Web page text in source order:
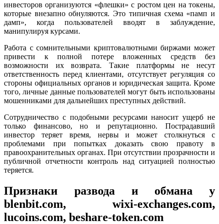
инвесторов организуются «флешки» с ростом цен на токены,
которые внезапно обнуляются. Это типичная схема «памп и
дамп», когда пользователей вводят в заблуждение,
манипулируя курсами.
Работа с сомнительными криптовалютными биржами может
привести к полной потере вложенных средств без
возможности их возврата. Такие платформы не несут
ответственность перед клиентами, отсутствует регуляция со
стороны официальных органов и юридическая защита. Кроме
того, личные данные пользователей могут быть использованы
мошенниками для дальнейших преступных действий.
Сотрудничество с подобными ресурсами наносит ущерб не
только финансово, но и репутационно. Пострадавший
инвестор теряет время, нервы и может столкнуться с
проблемами при попытках доказать свою правоту в
правоохранительных органах. При отсутствии прозрачности и
публичной отчетности контроль над ситуацией полностью
теряется.
Признаки развода и обмана у
blenbit.com, wixi-exchanges.com,
lucoins.com, beshare-token.com